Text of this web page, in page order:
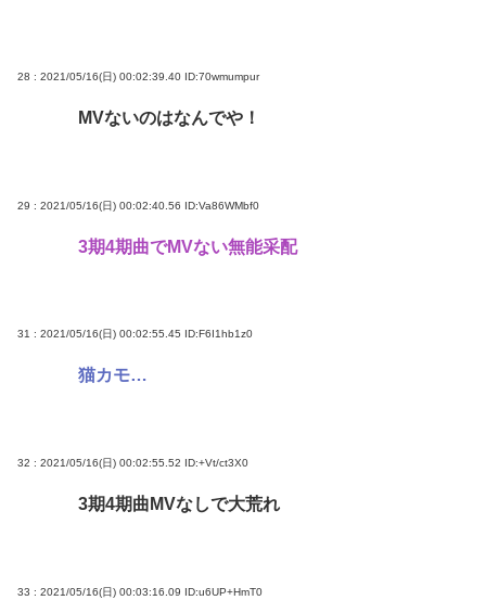
28 : 2021/05/16(日) 00:02:39.40 ID:70wmumpur
MVないのはなんでや！
29 : 2021/05/16(日) 00:02:40.56 ID:Va86WMbf0
3期4期曲でMVない無能采配
31 : 2021/05/16(日) 00:02:55.45 ID:F6I1hb1z0
猫カモ…
32 : 2021/05/16(日) 00:02:55.52 ID:+Vt/ct3X0
3期4期曲MVなしで大荒れ
33 : 2021/05/16(日) 00:03:16.09 ID:u6UP+HmT0